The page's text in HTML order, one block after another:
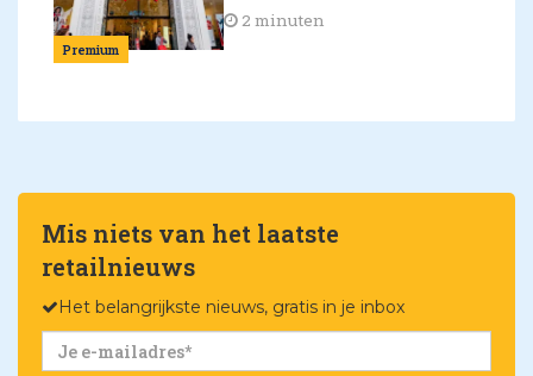
Premium
2 minuten
Mis niets van het laatste
retailnieuws
Het belangrijkste nieuws, gratis in je inbox